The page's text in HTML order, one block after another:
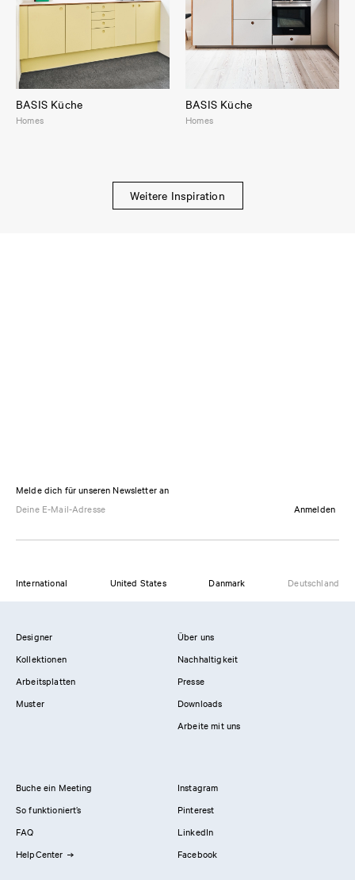
BASIS Küche
Homes
BASIS Küche
Homes
Weitere Inspiration
Melde dich für unseren Newsletter an
Anmelden
International United States Danmark Deutschland
Designer
Kollektionen
Arbeitsplatten
Muster
Über uns
Nachhaltigkeit
Presse
Downloads
Arbeite mit uns
Buche ein Meeting
So funktioniert’s
FAQ
HelpCenter
Instagram
Pinterest
LinkedIn
Facebook